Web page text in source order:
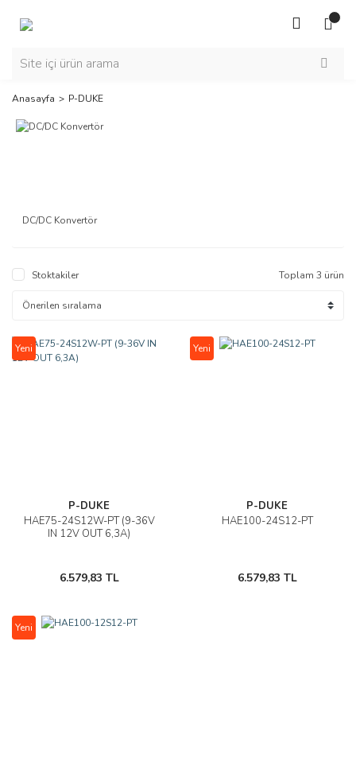
Anasayfa P-DUKE
DC/DC Konvertör
Stoktakiler Toplam 3 ürün
Yeni
P-DUKE
HAE75-24S12W-PT (9-36V
IN 12V OUT 6,3A)
6.579,83 TL
Yeni
P-DUKE
HAE100-24S12-PT
6.579,83 TL
Yeni